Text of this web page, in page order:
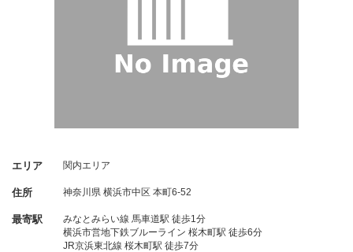
エリア 関内エリア
住所 神奈川県 横浜市中区 本町6-52
最寄駅
みなとみらい線 馬車道駅 徒歩1分
横浜市営地下鉄ブルーライン 桜木町駅 徒歩6分
JR京浜東北線 桜木町駅 徒歩7分